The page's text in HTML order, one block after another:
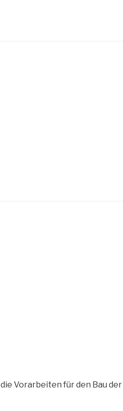
Vorarbeiten für den Bau der